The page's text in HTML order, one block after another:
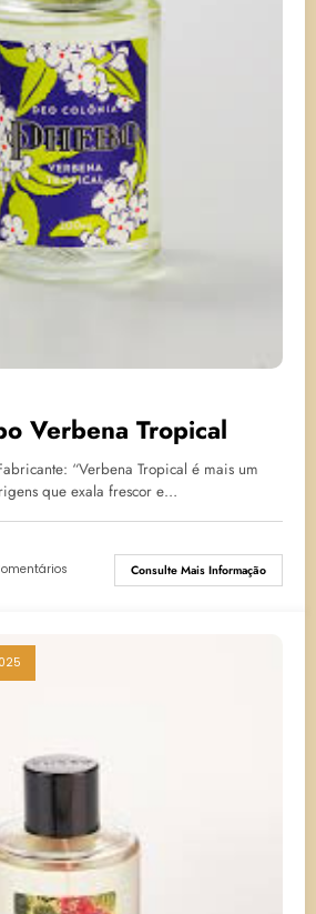
Verbena Tropical
“Verbena Tropical é mais um
que exala frescor e…
Consulte Mais Informação